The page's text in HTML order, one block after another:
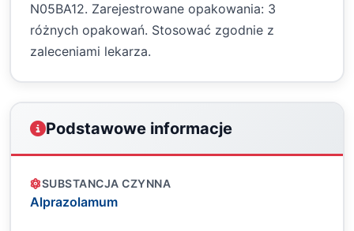
N05BA12. Zarejestrowane opakowania: 3
różnych opakowań. Stosować zgodnie z
zaleceniami lekarza.
Podstawowe informacje
SUBSTANCJA CZYNNA
Alprazolamum